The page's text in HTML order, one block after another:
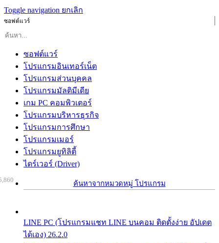
Toggle navigation ยกเลิก
ซอฟต์แวร์
ซอฟต์แวร์
โปรแกรมอินเทอร์เน็ต
โปรแกรมส่วนบุคคล
โปรแกรมมัลติมีเดีย
เกม PC คอมพิวเตอร์
โปรแกรมบริหารธุรกิจ
โปรแกรมการศึกษา
โปรแกรมเมอร์
โปรแกรมยูทิลิตี้
ไดร์เวอร์ (Driver)
ค้นหาจากหมวดหมู่ โปรแกรม
LINE PC (โปรแกรมแชท LINE บนคอม ติดตั้งง่าย อัปเดต
ได้เอง) 26.2.0